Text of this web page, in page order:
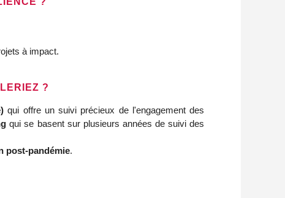
à impact.
?
qui offre un suivi précieux de l'engagement des
qui se basent sur plusieurs années de suivi des
post-pandémie.